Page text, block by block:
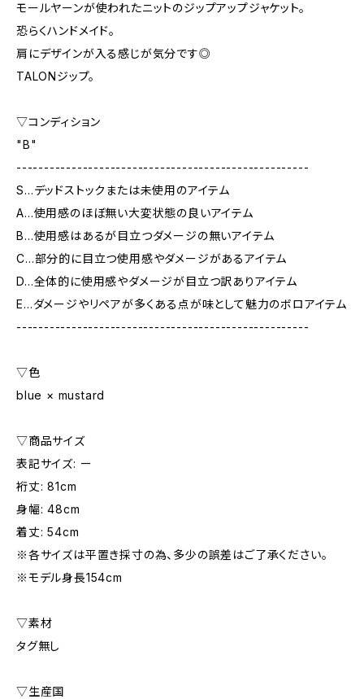
モールヤーンが使われたニットのジップアップジャケット。
恐らくハンドメイド。
肩にデザインが入る感じが気分です◎
TALONジップ。
▽コンディション
"B"
-----------------------------------------------------
S…デッドストックまたは未使用のアイテム
A…使用感のほぼ無い大変状態の良いアイテム
B…使用感はあるが目立つダメージの無いアイテム
C…部分的に目立つ使用感やダメージがあるアイテム
D…全体的に使用感やダメージが目立つ訳ありアイテム
E…ダメージやリペアが多くある点が味として魅力のボロアイテム
-----------------------------------------------------
▽色
blue × mustard
▽商品サイズ
表記サイズ: ー
裄丈: 81cm
身幅: 48cm
着丈: 54cm
※各サイズは平置き採寸の為、多少の誤差はご了承ください。
※モデル身長154cm
▽素材
タグ無し
▽生産国